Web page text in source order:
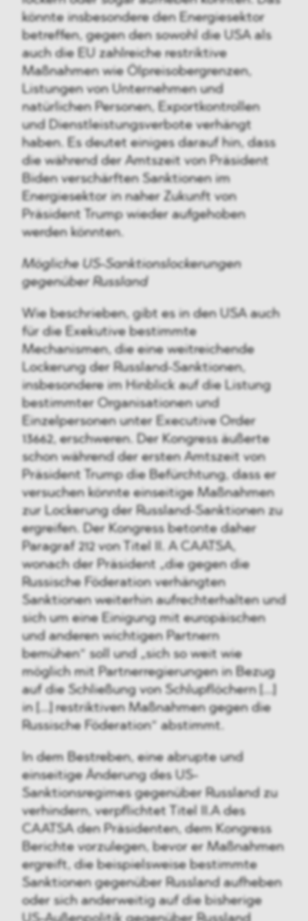
könnte insbesondere den Energiesektor
betreffen, gegen den sowohl die USA als
auch die EU zahlreiche restriktive
Maßnahmen wie Ölpreisobergrenzen,
Listungen von Unternehmen und
natürlichen Personen, Exportkontrollen
und Dienstleistungsverbote verhängt
haben. Es deutet einiges darauf hin, dass
die während der Amtszeit von Präsident
Biden verschärften Sanktionen im
Energiesektor in naher Zukunft von
Präsident Trump wieder aufgehoben
werden könnten.
Mögliche US-Sanktionslockerungen
gegenüber Russland
Wie beschrieben, gibt es in den USA auch
für die Exekutive bestimmte
Mechanismen, die eine weitreichende
Lockerung der Russland-Sanktionen,
insbesondere im Hinblick auf die Listung
bestimmter Organisationen und
Einzelpersonen unter Executive Order
13662, erschweren. Der Kongress äußerte
schon während der ersten Amtszeit von
Präsident Trump die Befürchtung, dass er
versuchen könnte einseitige Maßnahmen
zur Lockerung der Russland-Sanktionen zu
ergreifen. Der Kongress betonte daher
Paragraf 212 von Titel II. A CAATSA,
wonach der Präsident „die gegen die
Russische Föderation verhängten
Sanktionen weiterhin aufrechterhalten und
sich um eine Einigung mit europäischen
und anderen wichtigen Partnern
bemühen“ soll und „sich so weit wie
möglich mit Partnerregierungen in Bezug
auf die Schließung von Schlupflöchern [...]
in [...] restriktiven Maßnahmen gegen die
Russische Föderation“ abstimmt.
In dem Bestreben, eine abrupte und
einseitige Änderung des US-
Sanktionsregimes gegenüber Russland zu
verhindern, verpflichtet Titel II.A des
CAATSA den Präsidenten, dem Kongress
Berichte vorzulegen, bevor er Maßnahmen
ergreift, die beispielsweise bestimmte
Sanktionen gegenüber Russland aufheben
oder sich anderweitig auf die bisherige